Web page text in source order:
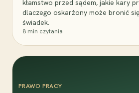
kłamstwo przed sądem, jakie kary
dlaczego oskarżony może bronić
świadek.
8 min czytania
PRAWO PRACY